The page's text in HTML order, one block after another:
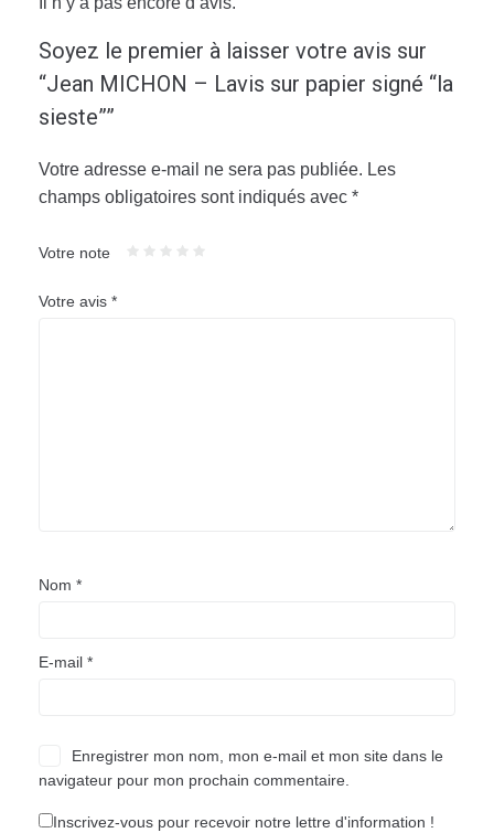
Soyez le premier à laisser votre avis sur
“Jean MICHON – Lavis sur papier signé “la
sieste””
Votre adresse e-mail ne sera pas publiée. Les
champs obligatoires sont indiqués avec *
Votre note
Votre avis *
Nom *
E-mail *
Enregistrer mon nom, mon e-mail et mon site dans le
navigateur pour mon prochain commentaire.
Inscrivez-vous pour recevoir notre lettre d'information !